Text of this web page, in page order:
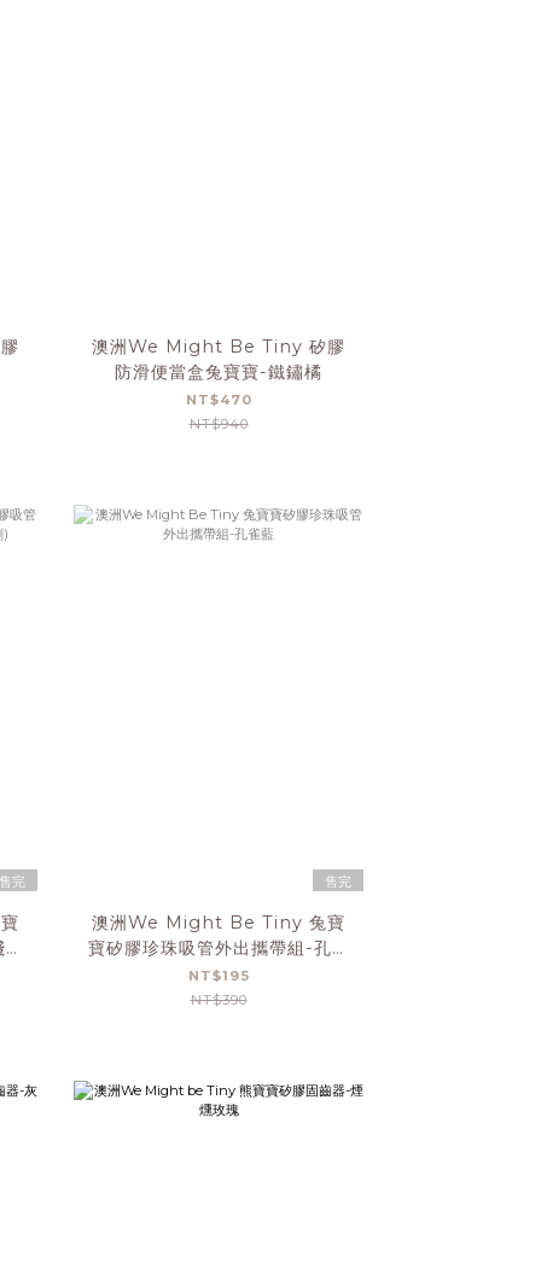
澳洲We Might Be Tiny 矽膠
防滑便當盒兔寶寶-鐵鏽橘
NT$470
NT$940
售完 售完
澳洲We Might Be Tiny 兔寶
寶矽膠珍珠吸管外出攜帶組-孔雀
藍
NT$195
NT$390